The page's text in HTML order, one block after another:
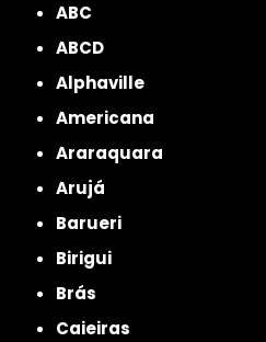
ABC
ABCD
Alphaville
Americana
Araraquara
Arujá
Barueri
Birigui
Brás
Caieiras